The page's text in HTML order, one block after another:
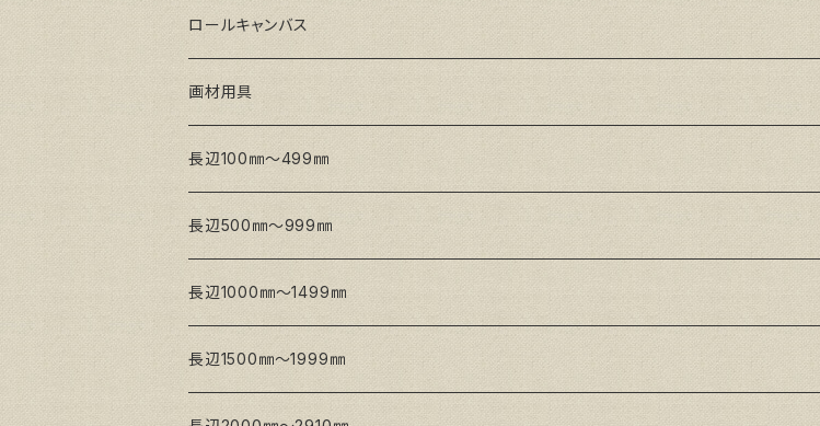
トークロ イエロー(中目)
トークロ 赤SP(中目)
Snow White SPC(中目)
シナパネル
GAERA F(中細目)
GAERA BA(中荒目)
Snow White SPC(中目)
Snow White SLA(中目)
ロールキャンバス
GAERA F(中細目) / BA(中荒目)
Snow White SLA(中目)
Snow White SLH(中太目)
Snow White SPC(中目)
トークロ イエロー
画材用具
長辺100㎜～499㎜
長辺500㎜～999㎜
長辺1000㎜～1499㎜
長辺1500㎜～1999㎜